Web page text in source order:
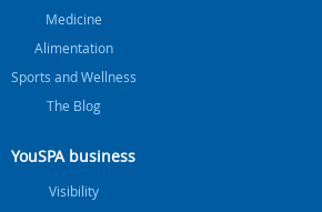
Medicine
Alimentation
Sports and Wellness
The Blog
YouSPA business
Visibility